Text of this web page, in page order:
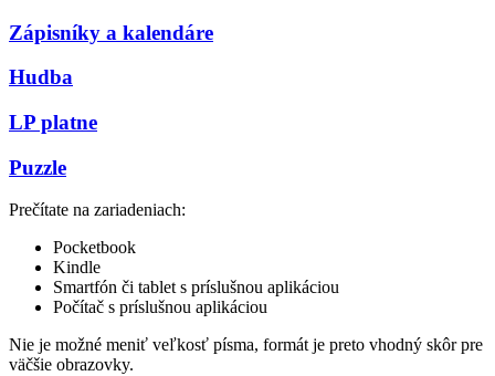
Zápisníky a kalendáre
Hudba
LP platne
Puzzle
Prečítate na zariadeniach:
Pocketbook
Kindle
Smartfón či tablet s príslušnou aplikáciou
Počítač s príslušnou aplikáciou
Nie je možné meniť veľkosť písma, formát je preto vhodný skôr pre
väčšie obrazovky.